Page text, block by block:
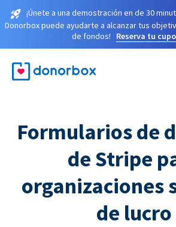
¡Únete a una demostración en de 30
Donorbox puede ayudarte a alcanzar tus
de fondos!
Reserva tu cupo
Formularios de
de Stripe
organizaciones
de lucro